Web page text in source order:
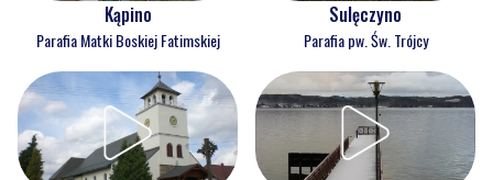
Kąpino
Parafia Matki Boskiej Fatimskiej
Sulęczyno
Parafia pw. Św. Trójcy